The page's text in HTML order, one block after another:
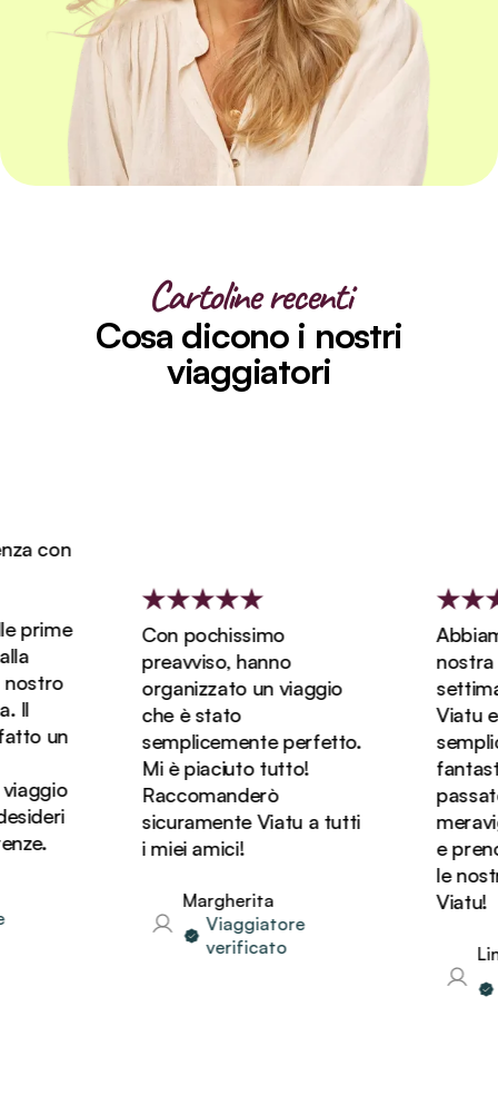
Cartoline recenti
Cosa dicono i nostri
viaggiatori
con
un
Con pochissimo
preavviso, hanno
organizzato un viaggio
che è stato
semplicemente perfetto.
Mi è piaciuto tutto!
Raccomanderò
sicuramente Viatu a tutti
i miei amici!
Margherita
Viaggiatore
verificato
nostra
Viatu ed
passato
e
le nostre
Viatu!
Linda